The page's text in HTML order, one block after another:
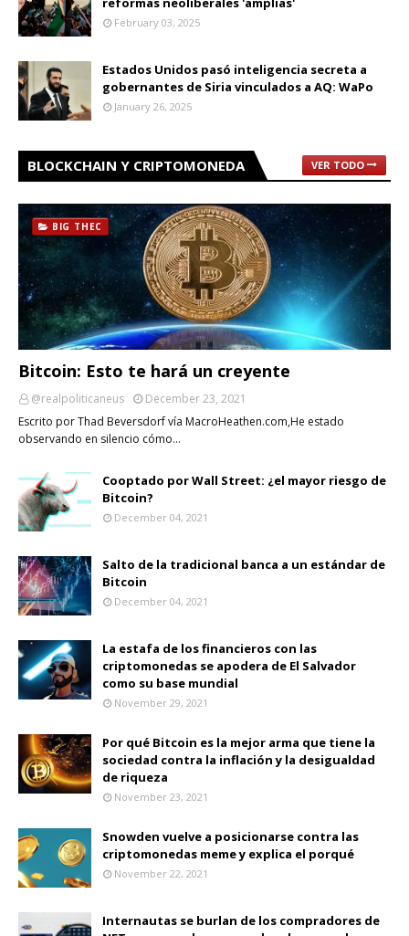
February 03, 2025
Estados Unidos pasó inteligencia secreta a
gobernantes de Siria vinculados a AQ: WaPo
January 26, 2025
BLOCKCHAIN Y CRIPTOMONEDA VER TODO
BIG THEC
Bitcoin: Esto te hará un creyente
@realpoliticaneus
December 23, 2021
Escrito por Thad Beversdorf vía MacroHeathen.com,He estado
observando en silencio cómo…
Cooptado por Wall Street: ¿el mayor riesgo de
Bitcoin?
December 04, 2021
Salto de la tradicional banca a un estándar de
Bitcoin
December 04, 2021
La estafa de los financieros con las
criptomonedas se apodera de El Salvador
como su base mundial
November 29, 2021
Por qué Bitcoin es la mejor arma que tiene la
sociedad contra la inflación y la desigualdad
de riqueza
November 23, 2021
Snowden vuelve a posicionarse contra las
criptomonedas meme y explica el porqué
November 22, 2021
Internautas se burlan de los compradores de